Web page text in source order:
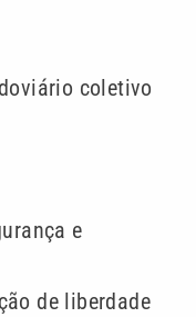
coletivo
e
de liberdade